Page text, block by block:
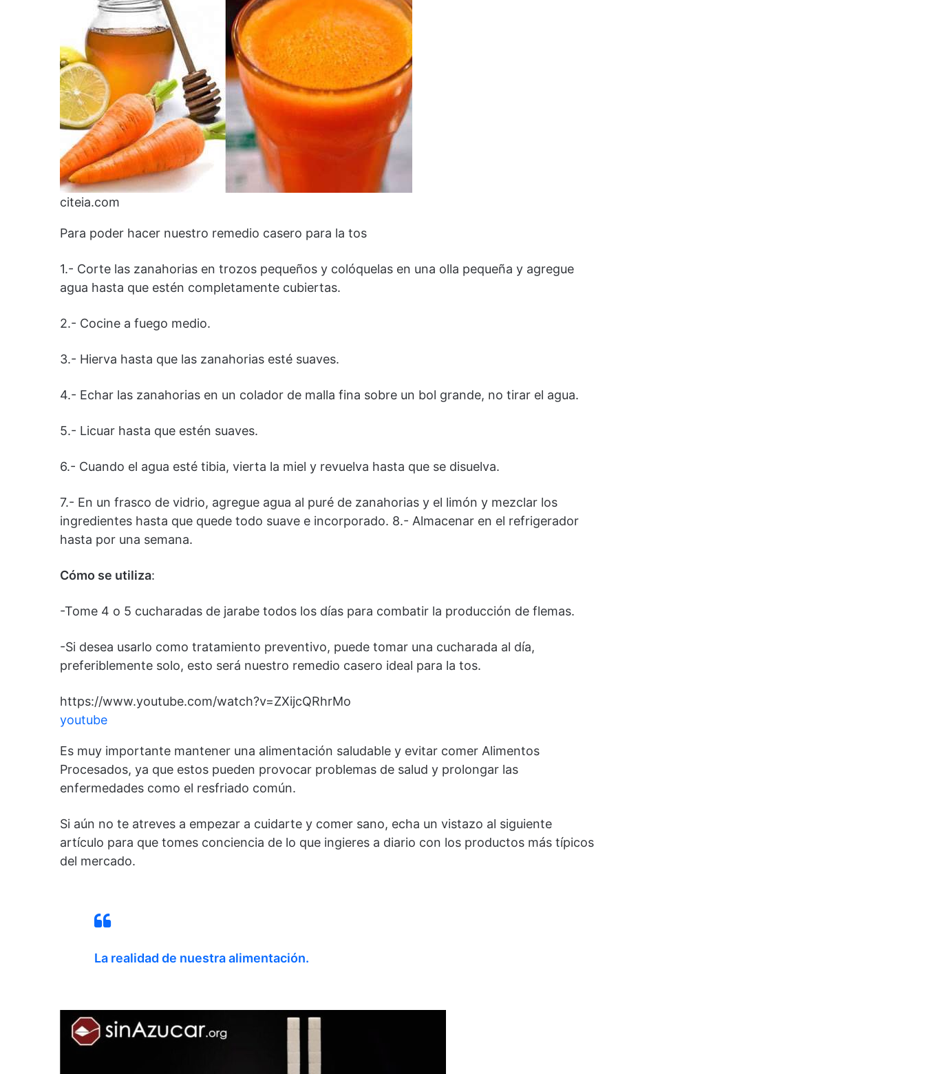
citeia.com
Para poder hacer nuestro remedio casero para la tos
1.- Corte las zanahorias en trozos pequeños y colóquelas en una olla pequeña y agregue
agua hasta que estén completamente cubiertas.
2.- Cocine a fuego medio.
3.- Hierva hasta que las zanahorias esté suaves.
4.- Echar las zanahorias en un colador de malla fina sobre un bol grande, no tirar el agua.
5.- Licuar hasta que estén suaves.
6.- Cuando el agua esté tibia, vierta la miel y revuelva hasta que se disuelva.
7.- En un frasco de vidrio, agregue agua al puré de zanahorias y el limón y mezclar los
ingredientes hasta que quede todo suave e incorporado. 8.- Almacenar en el refrigerador
hasta por una semana.
Cómo se utiliza:
-Tome 4 o 5 cucharadas de jarabe todos los días para combatir la producción de flemas.
-Si desea usarlo como tratamiento preventivo, puede tomar una cucharada al día,
preferiblemente solo, esto será nuestro remedio casero ideal para la tos.
https://www.youtube.com/watch?v=ZXijcQRhrMo
youtube
Es muy importante mantener una alimentación saludable y evitar comer Alimentos
Procesados, ya que estos pueden provocar problemas de salud y prolongar las
enfermedades como el resfriado común.
Si aún no te atreves a empezar a cuidarte y comer sano, echa un vistazo al siguiente
artículo para que tomes conciencia de lo que ingieres a diario con los productos más típicos
del mercado.
La realidad de nuestra alimentación.